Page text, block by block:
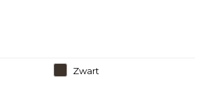
Zwart